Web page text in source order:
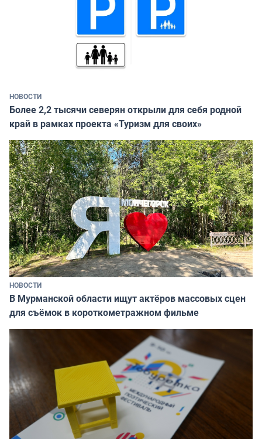
НОВОСТИ
Более 2,2 тысячи северян открыли для себя родной
край в рамках проекта «Туризм для своих»
НОВОСТИ
В Мурманской области ищут актёров массовых сцен
для съёмок в короткометражном фильме